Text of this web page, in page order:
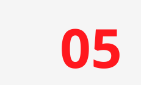
05